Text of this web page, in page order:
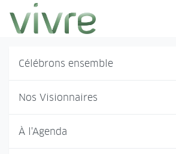
Aller au menu principal
Aller au contenu principal
Célébrons ensemble
Nos Visionnaires
À l'Agenda